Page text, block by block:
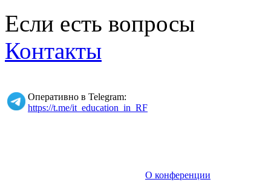
Если есть вопросы
Контакты
Оперативно в Telegram:
https://t.me/it_education_in_RF
О конференции